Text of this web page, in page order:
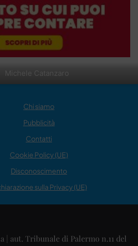
Michele Catanzaro
Chi siamo
Pubblicità
Contatti
Cookie Policy (UE)
Disconoscimento
sulla Privacy (UE)
aut. Tribunale di Palermo n.11 del